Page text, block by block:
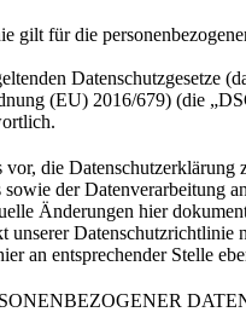
gilt für die
Datenschutzgesetze
(EU) 2016/679) (die
die Datenschutzerklärung
der Datenverarbeitung
Änderungen hier
unserer Datenschutzrichtlinie
an entsprechender Stelle